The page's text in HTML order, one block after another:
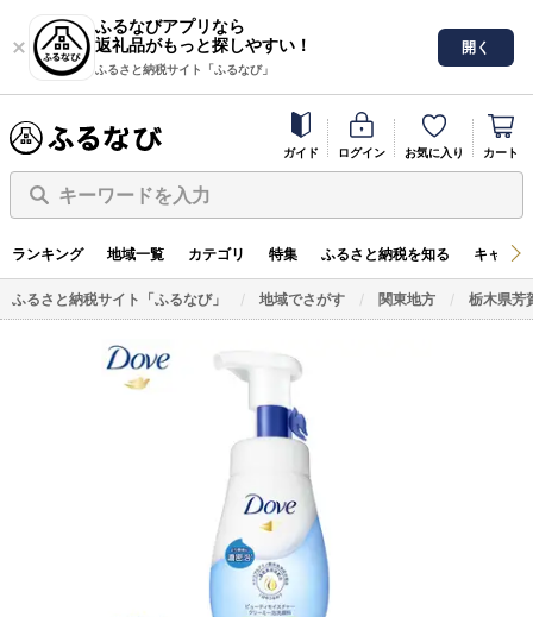
ふるなびアプリなら
返礼品がもっと探しやすい！
ふるさと納税サイト「ふるなび」
開く
ガイド ログイン お気に入り カート
キーワードを入力
ランキング 地域一覧 カテゴリ 特集 ふるさと納税を知る キャン
ふるさと納税サイト「ふるなび」 地域でさがす 関東地方 栃木県芳